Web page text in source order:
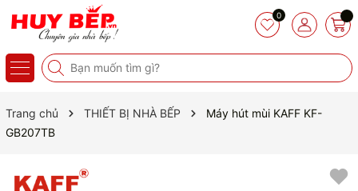
0
Trang chủ THIẾT BỊ NHÀ BẾP
Máy hút mùi KAFF KF-
GB207TB